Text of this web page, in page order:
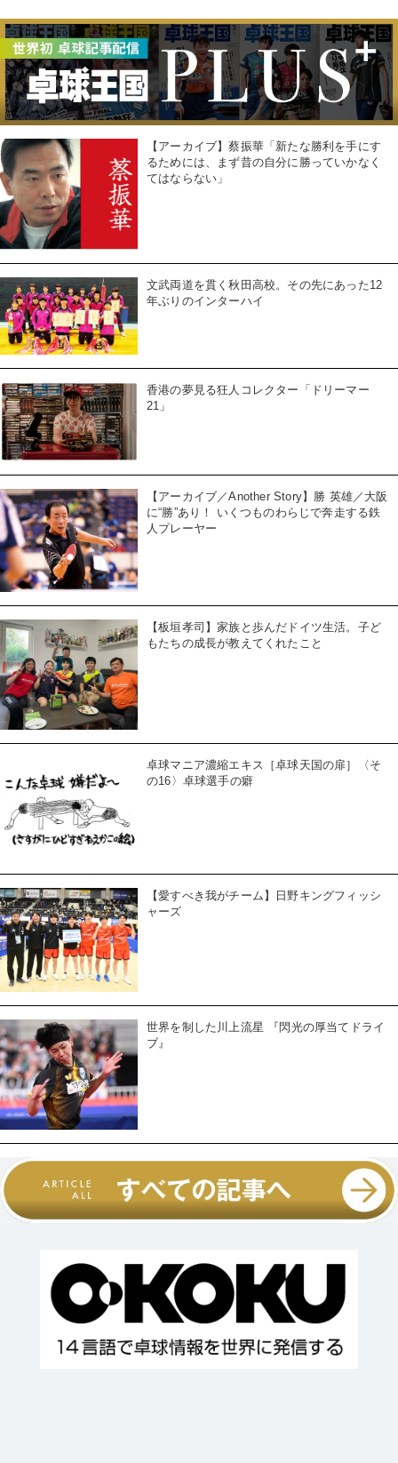
【アーカイブ】蔡振華「新たな勝利を手にす
るためには、まず昔の自分に勝っていかなく
てはならない」
文武両道を貫く秋田高校。その先にあった12
年ぶりのインターハイ
香港の夢見る狂人コレクター「ドリーマー
21」
【アーカイブ／Another Story】勝 英雄／大阪
に“勝”あり！ いくつものわらじで奔走する鉄
人プレーヤー
【板垣孝司】家族と歩んだドイツ生活。子ど
もたちの成長が教えてくれたこと
卓球マニア濃縮エキス［卓球天国の扉］〈そ
の16〉卓球選手の癖
【愛すべき我がチーム】日野キングフィッシ
ャーズ
世界を制した川上流星 『閃光の厚当てドライ
ブ』